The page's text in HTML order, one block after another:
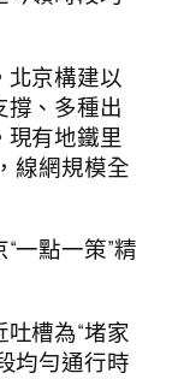
北京構建以
、多種出
有地鐵里
線網規模全
一點一策”精
槽為“堵家
均勻通行時